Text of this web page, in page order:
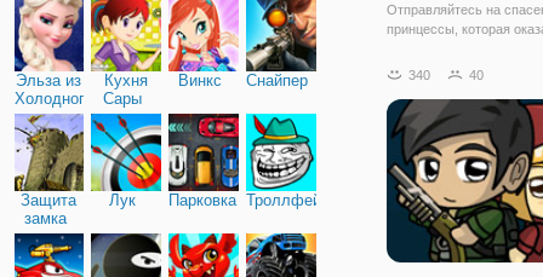
Эльза из
Холодного
сердца
Кухня
Сары
Винкс Снайпер
Защита
замка
Лук Парковка Троллфейс
Отправляйтесь на
принцессы, которая
Пленённая Принцесса".
который не боится
пройти через все
чтобы
340 40